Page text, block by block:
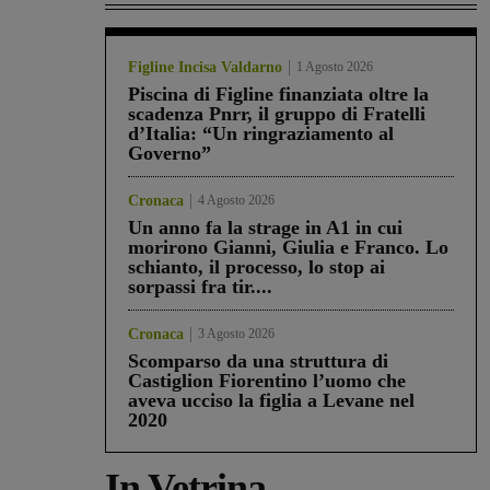
Figline Incisa Valdarno 1 Agosto 2026
Piscina di Figline finanziata oltre la
scadenza Pnrr, il gruppo di Fratelli
d’Italia: “Un ringraziamento al
Governo”
Cronaca 4 Agosto 2026
Un anno fa la strage in A1 in cui
morirono Gianni, Giulia e Franco. Lo
schianto, il processo, lo stop ai
sorpassi fra tir....
Cronaca 3 Agosto 2026
Scomparso da una struttura di
Castiglion Fiorentino l’uomo che
aveva ucciso la figlia a Levane nel
2020